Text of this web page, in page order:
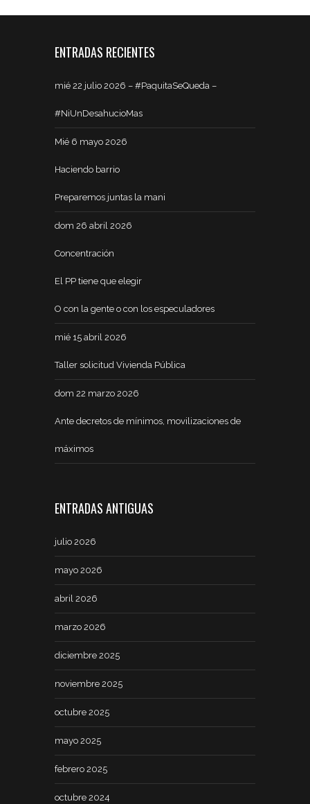
ENTRADAS RECIENTES
mié 22 julio 2026 – #PaquitaSeQueda –
#NiUnDesahucioMas
Mié 6 mayo 2026
Haciendo barrio
Preparemos juntas la mani
dom 26 abril 2026
Concentración
El PP tiene que elegir
O con la gente o con los especuladores
mié 15 abril 2026
Taller solicitud Vivienda Pública
dom 22 marzo 2026
Ante decretos de mínimos, movilizaciones de
máximos
ENTRADAS ANTIGUAS
julio 2026
mayo 2026
abril 2026
marzo 2026
diciembre 2025
noviembre 2025
octubre 2025
mayo 2025
febrero 2025
octubre 2024